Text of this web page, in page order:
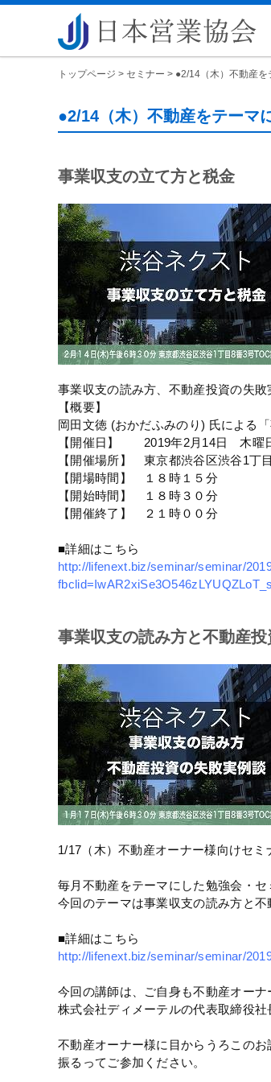
トップページ > セミナー > ●2/14（木）不動産
●2/14（木）不動産をテー
事業収支の立て方と税金
事業収支の読み方、不動産投資の失敗
【概要】
岡田文徳 (おかだふみのり) 氏による
【開催日】 2019年2月14日 木曜
【開催場所】 東京都渋谷区渋谷1丁
【開場時間】 １８時１５分
【開始時間】 １８時３０分
【開催終了】 ２１時００分
■詳細はこちら
http://lifenext.biz/seminar/seminar/
事業収支の読み方と不動産投
1/17（木）不動産オーナー様向けセミ
毎月不動産をテーマにした勉強会・
今回のテーマは事業収支の読み方と不
■詳細はこちら
http://lifenext.biz/seminar/seminar/
今回の講師は、ご自身も不動産オーナ
株式会社ディメーテルの代表取締役
不動産オーナー様に目からうろこのお
振るってご参加ください。